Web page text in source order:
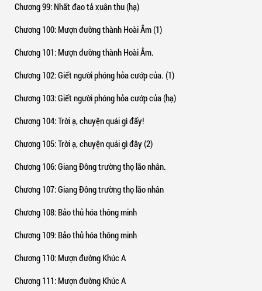
Chương 99: Nhất đao tả xuân thu (hạ)
Chương 100: Mượn đường thành Hoài Âm (1)
Chương 101: Mượn đường thành Hoài Âm.
Chương 102: Giết người phóng hỏa cướp của. (1)
Chương 103: Giết người phóng hỏa cướp của (hạ)
Chương 104: Trời ạ, chuyện quái gì đấy!
Chương 105: Trời ạ, chuyện quái gì đây (2)
Chương 106: Giang Đông trường thọ lão nhân.
Chương 107: Giang Đông trường thọ lão nhân
Chương 108: Bảo thủ hóa thông minh
Chương 109: Bảo thủ hóa thông minh
Chương 110: Mượn đường Khúc A
Chương 111: Mượn đường Khúc A